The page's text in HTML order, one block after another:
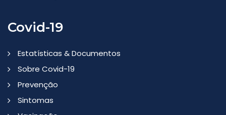
Covid-19
Estatísticas & Documentos
Sobre Covid-19
Prevenção
Sintomas